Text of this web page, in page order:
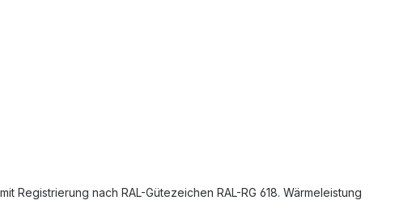
nach RAL-Gütezeichen RAL-RG 618. Wärmeleistung